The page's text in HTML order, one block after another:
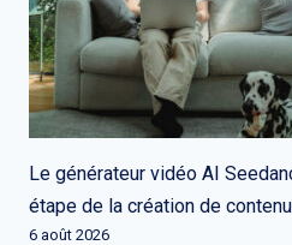
Le générateur vidéo AI
étape de la création de
6 août 2026